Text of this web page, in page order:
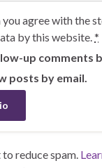
agree with the
by this website.*
up comments
posts by email.
reduce spam.